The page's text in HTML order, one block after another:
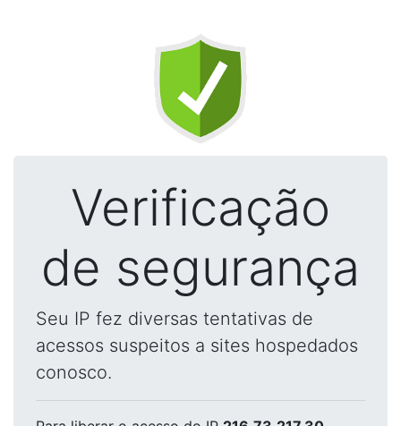
Verificação
de segurança
Seu IP fez diversas tentativas de
acessos suspeitos a sites hospedados
conosco.